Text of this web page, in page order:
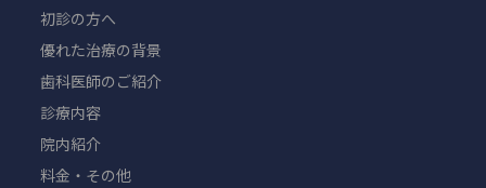
初診の方へ
優れた治療の背景
歯科医師のご紹介
診療内容
院内紹介
料金・その他